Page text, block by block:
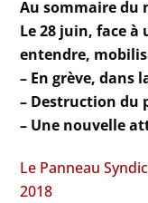
Au sommaire du
Le 28 juin, face
entendre,
– En grève, dans
– Destruction du
– Une nouvelle
Le Panneau
2018